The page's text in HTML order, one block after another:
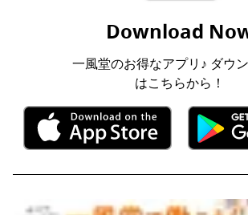
Download
一風堂のお得なアプリ♪ ダウ
はこちらから！